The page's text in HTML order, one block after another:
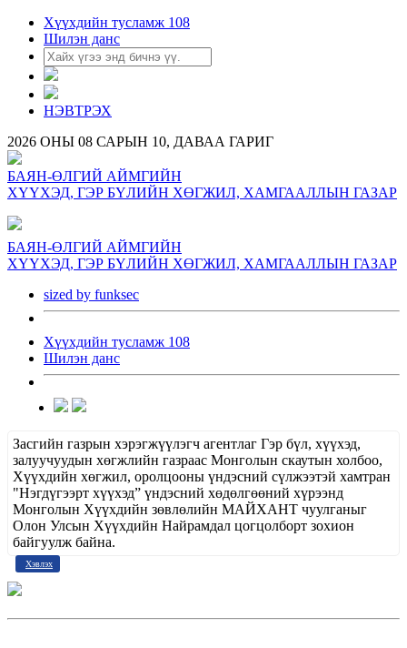
Хүүхдийн тусламж 108
Шилэн данс
НЭВТРЭХ
2026 ОНЫ 08 САРЫН 10, ДАВАА ГАРИГ
БАЯН-ӨЛГИЙ АЙМГИЙН
ХҮҮХЭД, ГЭР БҮЛИЙН ХӨГЖИЛ, ХАМГААЛЛЫН ГАЗАР
БАЯН-ӨЛГИЙ АЙМГИЙН
ХҮҮХЭД, ГЭР БҮЛИЙН ХӨГЖИЛ, ХАМГААЛЛЫН ГАЗАР
sized by funksec
Хүүхдийн тусламж 108
Шилэн данс
Засгийн газрын хэрэгжүүлэгч агентлаг Гэр бүл, хүүхэд,
залуучуудын хөгжлийн газраас Монголын скаутын холбоо,
Хүүхдийн хөгжил, оролцооны үндэсний сүлжээтэй хамтран
"Нэгдүгээрт хүүхэд” үндэсний хөдөлгөөний хүрээнд
Монголын Хүүхдийн зөвлөлийн МАЙХАНТ чуулганыг
Олон Улсын Хүүхдийн Найрамдал цогцолборт зохион
байгуулж байна.
Хэвлэх